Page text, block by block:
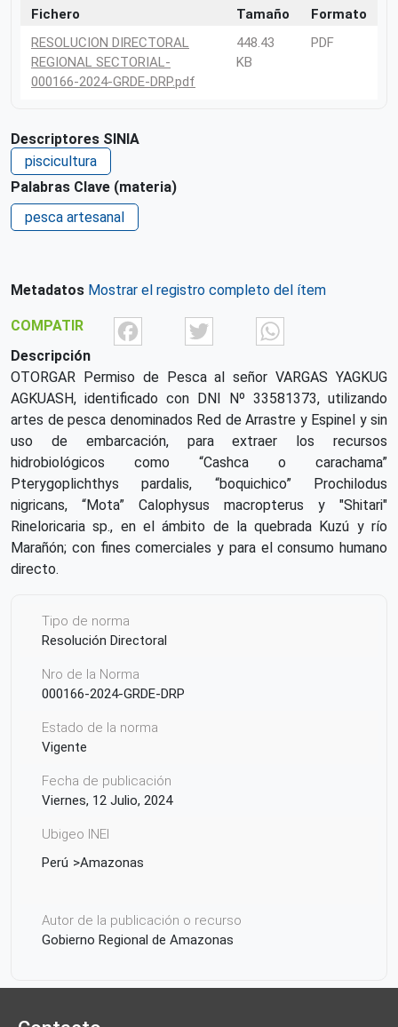
Fichero Tamaño
Formato
RESOLUCION DIRECTORAL
REGIONAL SECTORIAL-
000166-2024-GRDE-DRP.pdf
448.43
KB
PDF
Descriptores SINIA
piscicultura
Palabras Clave (materia)
pesca artesanal
Metadatos Mostrar el registro completo del ítem
COMPATIR FacebookTwitter
Descripción
OTORGAR Permiso de Pesca al señor VARGAS YAGKUG
AGKUASH, identificado con DNI Nº 33581373, utilizando
artes de pesca denominados Red de Arrastre y Espinel y sin
uso de embarcación, para extraer los recursos
hidrobiológicos como “Cashca o carachama”
Pterygoplichthys pardalis, “boquichico” Prochilodus
nigricans, “Mota” Calophysus macropterus y "Shitari"
Rineloricaria sp., en el ámbito de la quebrada Kuzú y río
Marañón; con fines comerciales y para el consumo humano
directo.
Tipo de norma
Resolución Directoral
Nro de la Norma
000166-2024-GRDE-DRP
Estado de la norma
Vigente
Fecha de publicación
Viernes, 12 Julio, 2024
Ubigeo INEI
Perú
Amazonas
Autor de la publicación o recurso
Gobierno Regional de Amazonas